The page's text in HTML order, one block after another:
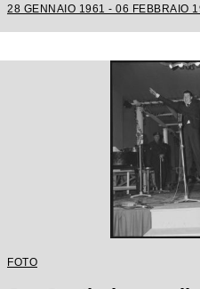
28 GENNAIO 1961 - 06 FEBBRAIO
FOTO